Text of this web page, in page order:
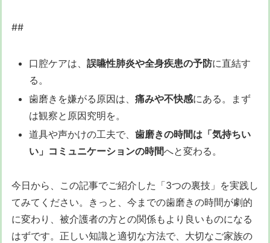
##
口腔ケアは、誤嚥性肺炎や全身疾患の予防に直結す
る。
歯磨きを嫌がる原因は、痛みや不快感にある。まず
は観察と原因究明を。
道具や声かけの工夫で、歯磨きの時間は「気持ちい
い」コミュニケーションの時間へと変わる。
今日から、この記事でご紹介した「3つの裏技」を実践し
てみてください。きっと、今までの歯磨きの時間が劇的
に変わり、被介護者の方との関係もより良いものになる
はずです。正しい知識と適切な方法で、大切なご家族の